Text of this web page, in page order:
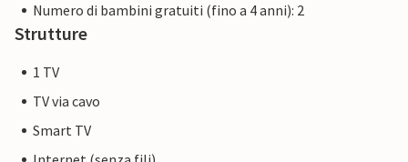
Numero di bambini gratuiti (fino a 4 anni): 2
Strutture
1 TV
TV via cavo
Smart TV